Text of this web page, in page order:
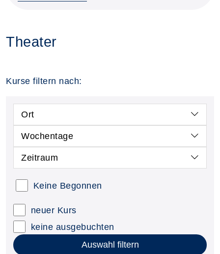
Theater
Kurse filtern nach:
Ort
Wochentage
Zeitraum
Keine Begonnen
neuer Kurs
keine ausgebuchten
Auswahl filtern